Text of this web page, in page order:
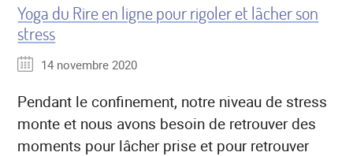
Yoga du Rire en ligne pour rigoler et lâcher son
stress
14 novembre 2020
Pendant le confinement, notre niveau de stress
monte et nous avons besoin de retrouver des
moments pour lâcher prise et pour retrouver